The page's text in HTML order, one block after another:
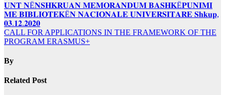
𝐔𝐍𝐓 𝐍Ë𝐍𝐒𝐇𝐊𝐑𝐔𝐀𝐍 𝐌𝐄𝐌𝐎𝐑𝐀𝐍𝐃𝐔𝐌 𝐁𝐀𝐒𝐇𝐊Ë𝐏𝐔𝐍𝐈𝐌𝐈
𝐌𝐄 𝐁𝐈𝐁𝐋𝐈𝐎𝐓𝐄𝐊Ë𝐍 𝐍𝐀𝐂𝐈𝐎𝐍𝐀𝐋𝐄 𝐔𝐍𝐈𝐕𝐄𝐑𝐒𝐈𝐓𝐀𝐑𝐄 𝐒𝐡𝐤𝐮𝐩,
𝟎𝟑.𝟏𝟐.𝟐𝟎𝟐𝟎
CALL FOR APPLICATIONS IN THE FRAMEWORK OF THE
PROGRAM ERASMUS+
By
Related Post